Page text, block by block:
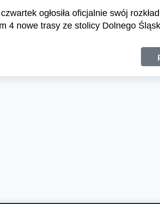
ogłosiła oficjalnie swój
4 nowe trasy ze stolicy Dolnego